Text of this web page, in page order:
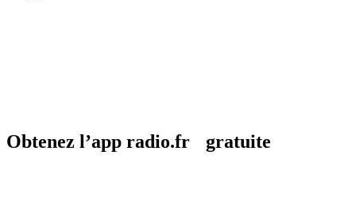
Obtenez l’app radio.fr gratuite